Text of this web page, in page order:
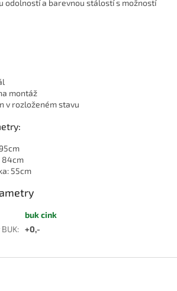
odolností a barevnou stálostí s možností
montáž
v rozloženém stavu
84cm
55cm
buk cink
: +0,-